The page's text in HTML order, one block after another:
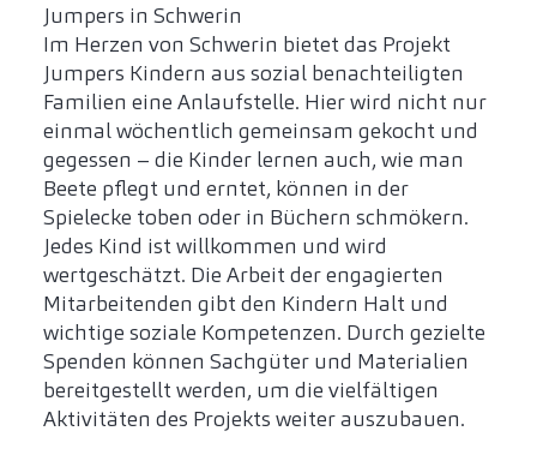
Jumpers in Schwerin
Im Herzen von Schwerin bietet das Projekt
Jumpers Kindern aus sozial benachteiligten
Familien eine Anlaufstelle. Hier wird nicht nur
einmal wöchentlich gemeinsam gekocht und
gegessen – die Kinder lernen auch, wie man
Beete pflegt und erntet, können in der
Spielecke toben oder in Büchern schmökern.
Jedes Kind ist willkommen und wird
wertgeschätzt. Die Arbeit der engagierten
Mitarbeitenden gibt den Kindern Halt und
wichtige soziale Kompetenzen. Durch gezielte
Spenden können Sachgüter und Materialien
bereitgestellt werden, um die vielfältigen
Aktivitäten des Projekts weiter auszubauen.